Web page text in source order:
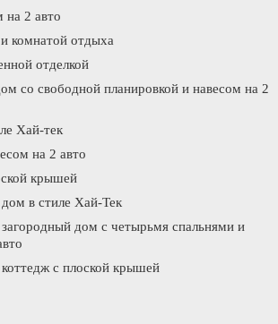
на 2 авто
комнатой отдыха
отделкой
со свободной планировкой и навесом на 2
Хай-тек
на 2 авто
крышей
в стиле Хай-Тек
дом с четырьмя спальнями и
с плоской крышей